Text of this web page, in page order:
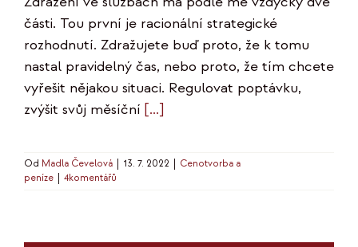
části. Tou první je racionální strategické
rozhodnutí. Zdražujete buď proto, že k tomu
nastal pravidelný čas, nebo proto, že tím chcete
vyřešit nějakou situaci. Regulovat poptávku,
zvýšit svůj měsíční [...]
Od Madla Čevelová 13. 7. 2022
Cenotvorba a
peníze
4komentářů